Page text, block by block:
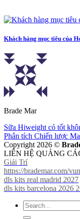
Khách hàng mục tiêu của
Brade Mar
Sữa Hiweight có tốt
Phân tích Chiến lược
Copyright 2026 ©
LIÊN HỆ QUẢNG
Giải Trí
https://brademar.com/
dls kits real madrid 2027
dls kits barcelona 2026